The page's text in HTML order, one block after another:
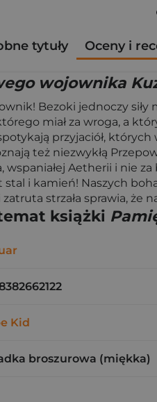
tytuły Oceny i
wojownika
Bezoki jednoczy
miał za wroga, a
przyjaciół,
też niezwykłą
Aetherii i nie
i kamień! Naszych
strzała sprawia, że
książki
Kid
broszurowa (miękka)